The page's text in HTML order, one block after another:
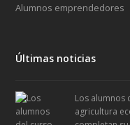
Alumnos emprendedores
Últimas noticias
Los alumnos
agricultura